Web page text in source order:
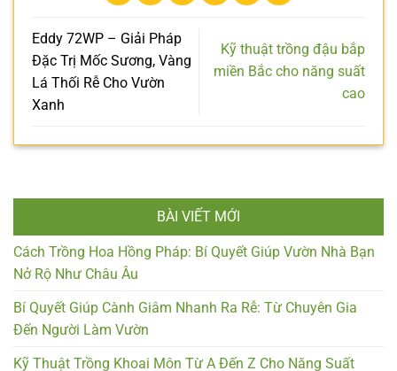
Eddy 72WP – Giải Pháp
Đặc Trị Mốc Sương, Vàng
Lá Thối Rễ Cho Vườn
Xanh
Kỹ thuật trồng đậu bắp
miền Bắc cho năng suất
cao
BÀI VIẾT MỚI
Cách Trồng Hoa Hồng Pháp: Bí Quyết Giúp Vườn Nhà Bạn
Nở Rộ Như Châu Âu
Bí Quyết Giúp Cành Giâm Nhanh Ra Rễ: Từ Chuyên Gia
Đến Người Làm Vườn
Kỹ Thuật Trồng Khoai Môn Từ A Đến Z Cho Năng Suất